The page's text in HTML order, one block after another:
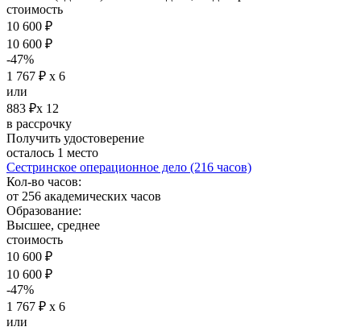
стоимость
10 600 ₽
10 600 ₽
-47%
1 767 ₽ х 6
или
883 ₽х 12
в рассрочку
Получить удостоверение
осталось 1 место
Сестринское операционное дело (216 часов)
Кол-во часов:
от 256 академических часов
Образование:
Высшее, среднее
стоимость
10 600 ₽
10 600 ₽
-47%
1 767 ₽ х 6
или